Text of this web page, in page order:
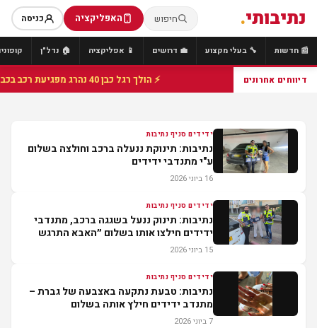
נתיבותי. חיפוש האפליקציה כניסה
📰 חדשות 🔧 בעלי מקצוע 💼 דרושים 📱 אפליקציה 🏠 נדל"ן
דיווחים אחרונים ⚡ הולך רגל כבן 40 נהרג מפגיעת רכב בכביש 25 סמוך לצומת הנשיא, מתנדבי זק"א פועלו בזירה
ידידים סניף נתיבות
נתיבות: תינוקת ננעלה ברכב וחולצה בשלום
ע"י מתנדבי ידידים
16 ביוני 2026
ידידים סניף נתיבות
נתיבות: תינוק ננעל בשגגה ברכב, מתנדבי
ידידים חילצו אותו בשלום ״האבא התרגש
מהמהירות, צילם ושיתף את המשפחה״
15 ביוני 2026
ידידים סניף נתיבות
נתיבות: טבעת נתקעה באצבעה של גברת –
מתנדב ידידים חילץ אותה בשלום
7 ביוני 2026